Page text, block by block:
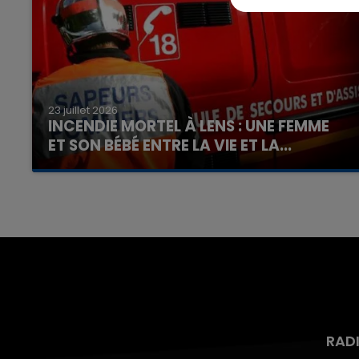
23 juillet 2026
INCENDIE MORTEL À LENS : UNE FEMME
ET SON BÉBÉ ENTRE LA VIE ET LA...
Un homme s'est immolé par le feu après avoir